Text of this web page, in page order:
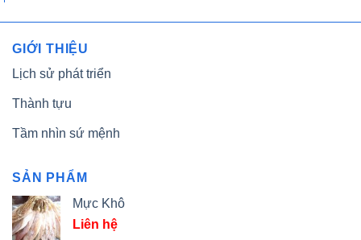
GIỚI THIỆU
Lịch sử phát triển
Thành tựu
Tầm nhìn sứ mệnh
SẢN PHẨM
Mực Khô
Liên hệ